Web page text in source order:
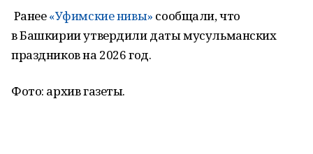
Ранее«Уфимские нивы» сообщали, что
в Башкирии утвердили даты мусульманских
праздников на 2026 год.
Фото: архив газеты.